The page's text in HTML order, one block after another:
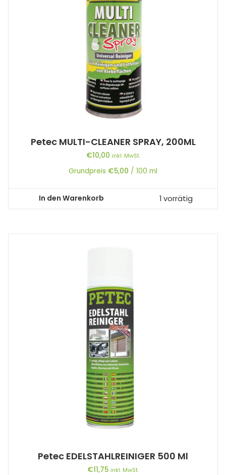
Petec MULTI-CLEANER SPRAY, 200ML
€10,00 inkl. MwSt.
Grundpreis €5,00 / 100 ml
In den Warenkorb 1 vorrätig
Petec EDELSTAHLREINIGER 500 Ml
€11,75 inkl. MwSt.